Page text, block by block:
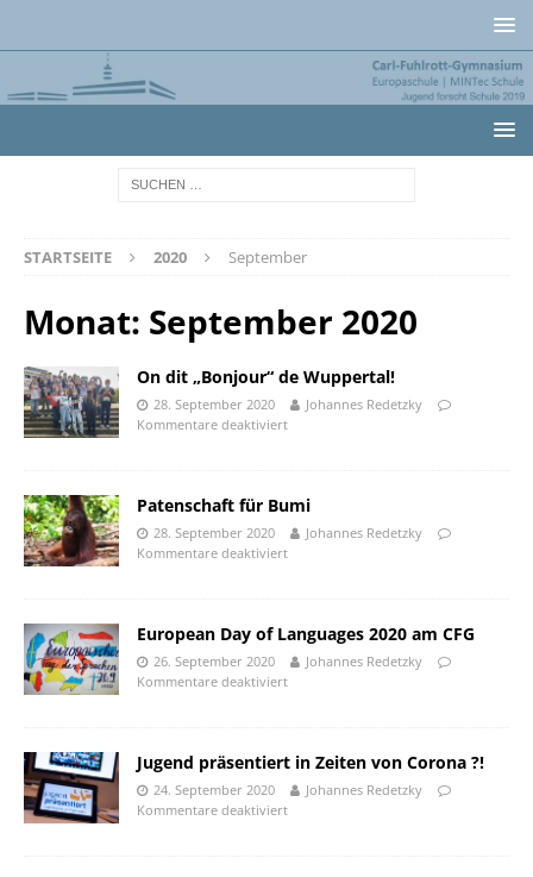
STARTSEITE 2020 September
Monat: September 2020
On dit „Bonjour“ de Wuppertal!
28. September 2020
Johannes Redetzky
Kommentare deaktiviert
Patenschaft für Bumi
28. September 2020
Johannes Redetzky
Kommentare deaktiviert
European Day of Languages 2020 am CFG
26. September 2020
Johannes Redetzky
Kommentare deaktiviert
Jugend präsentiert in Zeiten von Corona ?!
24. September 2020
Johannes Redetzky
Kommentare deaktiviert